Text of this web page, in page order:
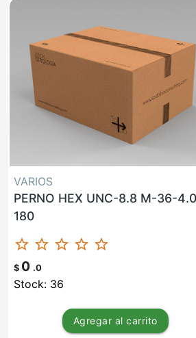
VARIOS
PERNO HEX UNC-8.8 M-36-
180
star_border star_border star_border star_border star_border
$ 0 .0
Stock: 36
Agregar al carrito